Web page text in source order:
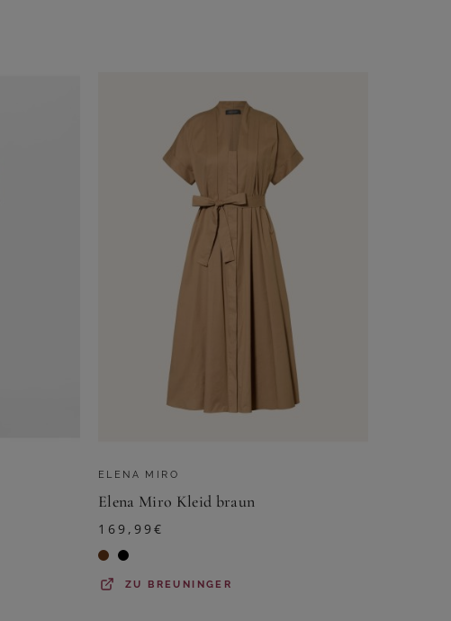
ELENA MIRO
Elena Miro Kleid braun
169,99€
ZU BREUNINGER